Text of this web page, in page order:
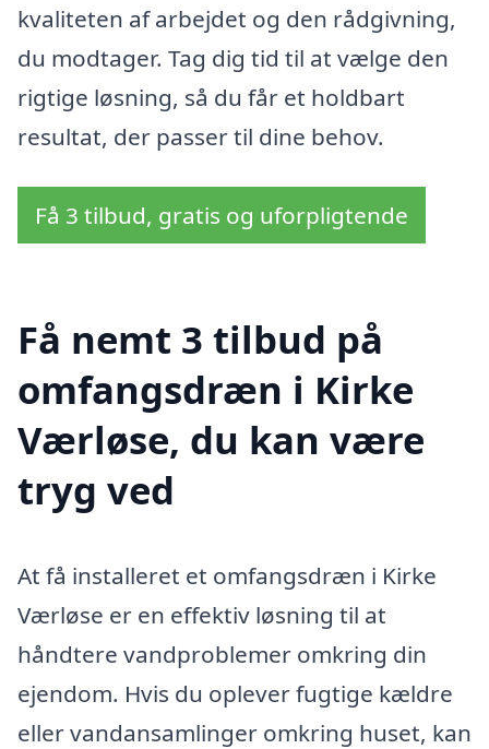
kvaliteten af arbejdet og den rådgivning,
du modtager. Tag dig tid til at vælge den
rigtige løsning, så du får et holdbart
resultat, der passer til dine behov.
Få 3 tilbud, gratis og uforpligtende
Få nemt 3 tilbud på
omfangsdræn i Kirke
Værløse, du kan være
tryg ved
At få installeret et omfangsdræn i Kirke
Værløse er en effektiv løsning til at
håndtere vandproblemer omkring din
ejendom. Hvis du oplever fugtige kældre
eller vandansamlinger omkring huset, kan